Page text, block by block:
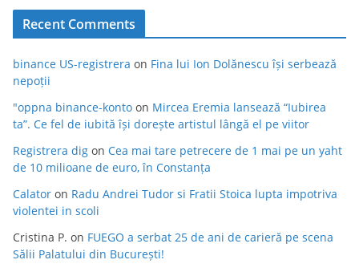
Recent Comments
binance US-registrera on Fina lui Ion Dolănescu își serbează
nepoții
"oppna binance-konto on Mircea Eremia lansează “Iubirea
ta”. Ce fel de iubită își dorește artistul lângă el pe viitor
Registrera dig on Cea mai tare petrecere de 1 mai pe un yaht
de 10 milioane de euro, în Constanța
Calator on Radu Andrei Tudor si Fratii Stoica lupta impotriva
violentei in scoli
Cristina P. on FUEGO a serbat 25 de ani de carieră pe scena
Sălii Palatului din București!